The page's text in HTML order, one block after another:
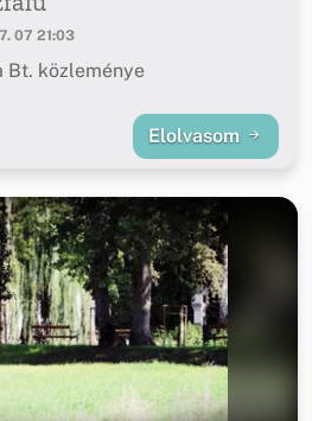
07 21:03
Bt. közleménye
Elolvasom